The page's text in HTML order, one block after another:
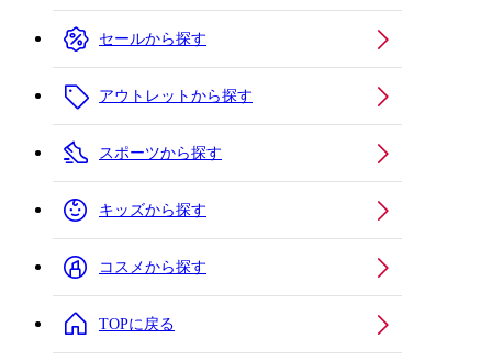
セールから探す
アウトレットから探す
スポーツから探す
キッズから探す
コスメから探す
TOPに戻る